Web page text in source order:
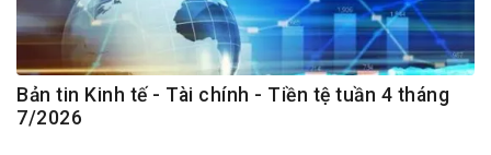
Bản tin Kinh tế - Tài chính - Tiền tệ tuần 4 tháng
7/2026